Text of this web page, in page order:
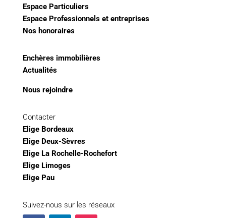
Espace Particuliers
Espace Professionnels et entreprises
Nos honoraires
Enchères immobilières
Actualités
Nous rejoindre
Contacter
Elige Bordeaux
Elige Deux-Sèvres
Elige La Rochelle-Rochefort
Elige Limoges
Elige Pau
Suivez-nous sur les réseaux